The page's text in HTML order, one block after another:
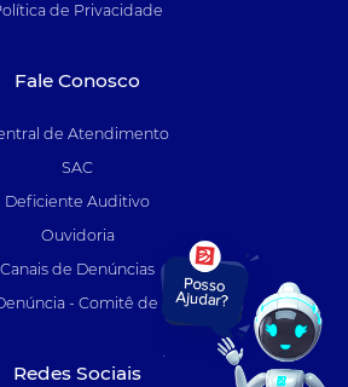
de Privacidade
Fale Conosco
de Atendimento
SAC
Deficiente Auditivo
Ouvidoria
Canais de Denúncias
- Comitê de Auditoria
Redes Sociais